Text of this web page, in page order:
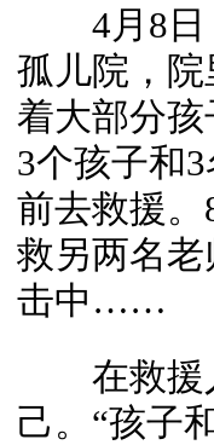
4月8日，
孤儿院，
着大部分
3个孩子和
前去救援
救另两名
击中……
在救援人
己。“孩子